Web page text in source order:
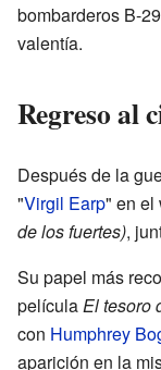
bombarderos B-
valentía.
Regreso al
Después de la
"Virgil Earp" en el
de los fuertes),
Su papel más
películaEl tesoro
con Humphrey
aparición en la